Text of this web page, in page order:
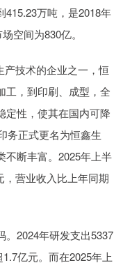
万吨，是2018年
空间为830亿。
技术的企业之一，恒
工，到印刷、成型，全
定性，使其在国内可降
务正式更名为恒鑫生
不断丰富。2025年上半
营业收入比上年同期
2024年研发支出5337
亿元。而在2025年上